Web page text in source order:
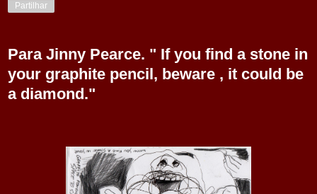
Partilhar
Para Jinny Pearce. " If you find a stone in
your graphite pencil, beware , it could be
a diamond."